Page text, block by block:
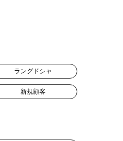
ラングドシャ
新規顧客